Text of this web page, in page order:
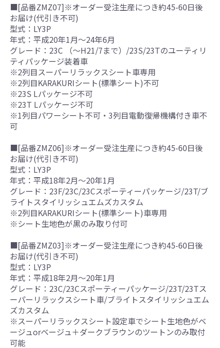
■[品番ZMZ07]※オーダー受注生産につき約45-60日後
お届け(代引き不可)
型式：LY3P
年式：平成20年1月～24年6月
グレード：23C （～H21/7まで）/23S/23Tのユーティリ
ティパッケージ装着車
※2列目スーパーリラックスシート車専用
※2列目KARAKURIシート(標準シート)不可
※23S Lパッケージ不可
※23T Lパッケージ不可
※1列目パワーシート不可・3列目電動復帰機構付き車不
可
■[品番ZMZ06]※オーダー受注生産につき約45-60日後
お届け(代引き不可)
型式：LY3P
年式：平成18年2月～20年1月
グレード：23F/23C/23Cスポーティーパッケージ/23T/ブ
ライトスタイリッシュエムズカスタム
※2列目KARAKURIシート(標準シート)車専用
※シート生地色が黒のみ取り付可
■[品番ZMZ03]※オーダー受注生産につき約45-60日後
お届け(代引き不可)
型式：LY3P
年式：平成18年2月～20年1月
グレード：23C/23Cスポーティーパッケージ/23T/23Tス
ーパーリラックスシート車/ブライトスタイリッシュエム
ズカスタム
※スーパーリラックスシート設定車でシート生地色がベ
ージュorベージュ＋ダークブラウンのツートンのみ取付
可能